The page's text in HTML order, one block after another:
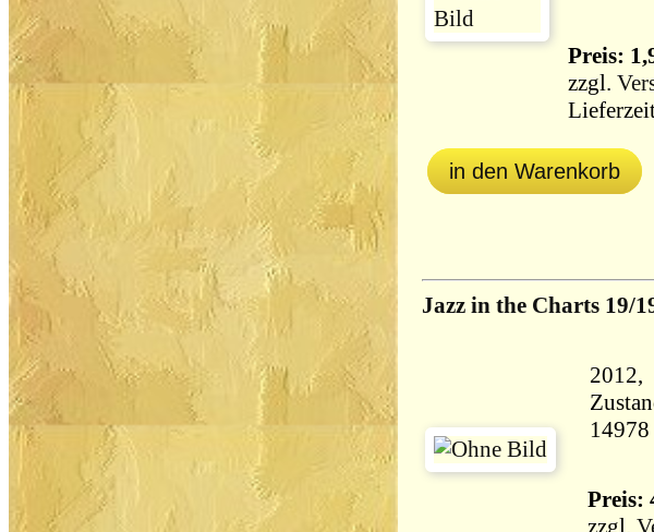
Preis:
zzgl.
in den Warenkorb
Jazz in the Charts 19/
14978
Preis:
zzgl.